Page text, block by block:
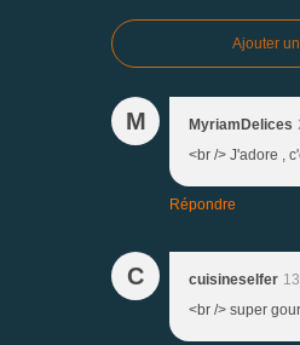
Ajouter
M MyriamDelices
<br /> J'adore ,
Répondre
C cuisineselfer
<br /> super